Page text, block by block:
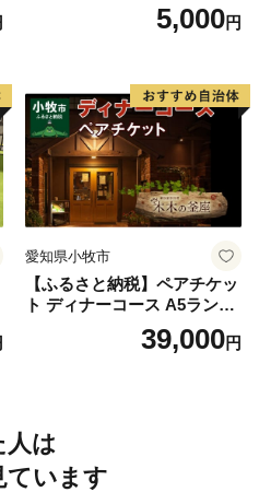
5,000円
愛知県小牧市
【ふるさと納税】ペアチケッ
ト ディナーコース A5ランク
飛騨牛 コース 記念日 お誕生
日 特別な日 完全個室 ノンア
県 小牧市 送料無料
39,000円
人は
ています